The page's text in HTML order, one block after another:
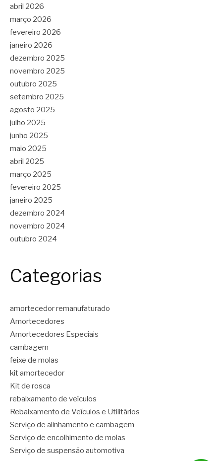
abril 2026
março 2026
fevereiro 2026
janeiro 2026
dezembro 2025
novembro 2025
outubro 2025
setembro 2025
agosto 2025
julho 2025
junho 2025
maio 2025
abril 2025
março 2025
fevereiro 2025
janeiro 2025
dezembro 2024
novembro 2024
outubro 2024
Categorias
amortecedor remanufaturado
Amortecedores
Amortecedores Especiais
cambagem
feixe de molas
kit amortecedor
Kit de rosca
rebaixamento de veículos
Rebaixamento de Veículos e Utilitários
Serviço de alinhamento e cambagem
Serviço de encolhimento de molas
Serviço de suspensão automotiva